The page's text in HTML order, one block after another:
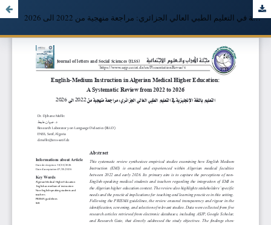
التعليم باللغة الإنجليزية في التعليم الطبي العالي الجزائري: مراجعة منهجية من 2022 الى 2026